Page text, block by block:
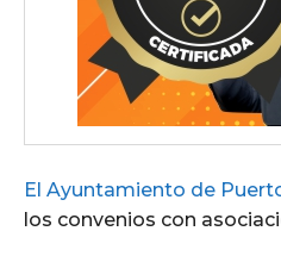
El Ayuntamiento de
los convenios con